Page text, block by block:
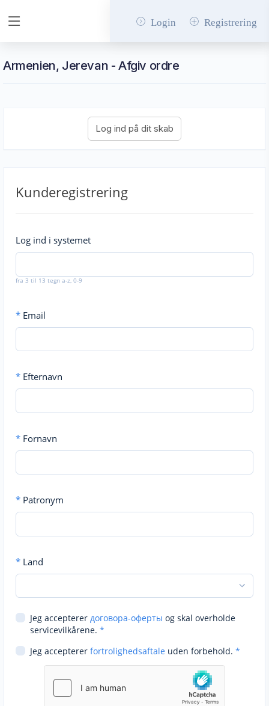
Login Registrering
Armenien, Jerevan - Afgiv ordre
Kunderegistrering
Log ind i systemet
fra 3 til 13 tegn a-z, 0-9
* Email
* Efternavn
* Fornavn
* Patronym
* Land
Jeg accepterer договора-оферты og skal overholde
servicevilkårene. *
Jeg accepterer fortrolighedsaftale uden forbehold. *